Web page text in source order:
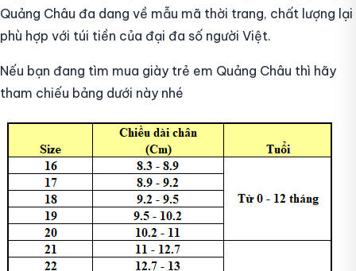
Quảng Châu đa dang về mẫu mã thời trang, chất lượng lại
phù hợp với túi tiền của đại đa số người Việt.
Nếu bạn đang tìm mua giày trẻ em Quảng Châu thì hãy
tham chiếu bảng dưới này nhé